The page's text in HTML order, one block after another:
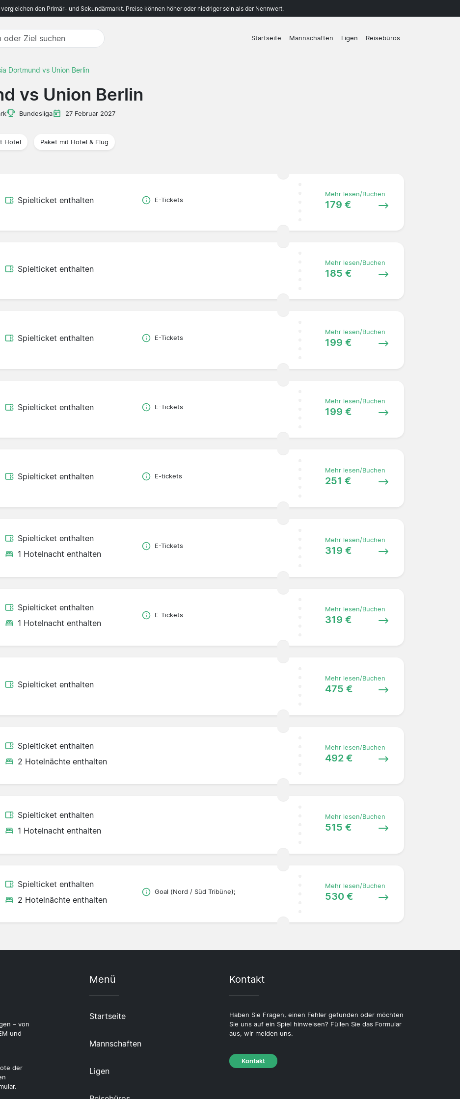
vergleichen den Primär- und Sekundärmarkt. Preise können höher oder niedriger sein als der Nennwert.
Startseite Mannschaften Ligen Reisebüros
Dortmund vs Union Berlin
vs Union Berlin
Bundesliga 27 Februar 2027
Hotel Paket mit Hotel & Flug
Spielticket enthalten E-Tickets
Mehr lesen/Buchen
179 €
Spielticket enthalten
Mehr lesen/Buchen
185 €
Spielticket enthalten E-Tickets
Mehr lesen/Buchen
199 €
Spielticket enthalten E-Tickets
Mehr lesen/Buchen
199 €
Spielticket enthalten E-tickets
Mehr lesen/Buchen
251 €
Spielticket enthalten
1 Hotelnacht enthalten
E-Tickets
Mehr lesen/Buchen
319 €
Spielticket enthalten
1 Hotelnacht enthalten
E-Tickets
Mehr lesen/Buchen
319 €
Spielticket enthalten
Mehr lesen/Buchen
475 €
Spielticket enthalten
2 Hotelnächte enthalten
Mehr lesen/Buchen
492 €
Spielticket enthalten
1 Hotelnacht enthalten
Mehr lesen/Buchen
515 €
Spielticket enthalten
2 Hotelnächte enthalten
Goal (Nord / Süd Tribüne);
Mehr lesen/Buchen
530 €
– von
und
der
Menü
Startseite
Mannschaften
Ligen
Kontakt
Haben Sie Fragen, einen Fehler gefunden oder möchten
Sie uns auf ein Spiel hinweisen? Füllen Sie das Formular
aus, wir melden uns.
Kontakt